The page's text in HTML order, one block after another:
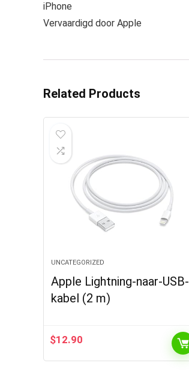
iPhone
Vervaardigd door Apple
Related Products
UNCATEGORIZED
Apple Lightning-naar-USB-
kabel (2 m)
$12.90